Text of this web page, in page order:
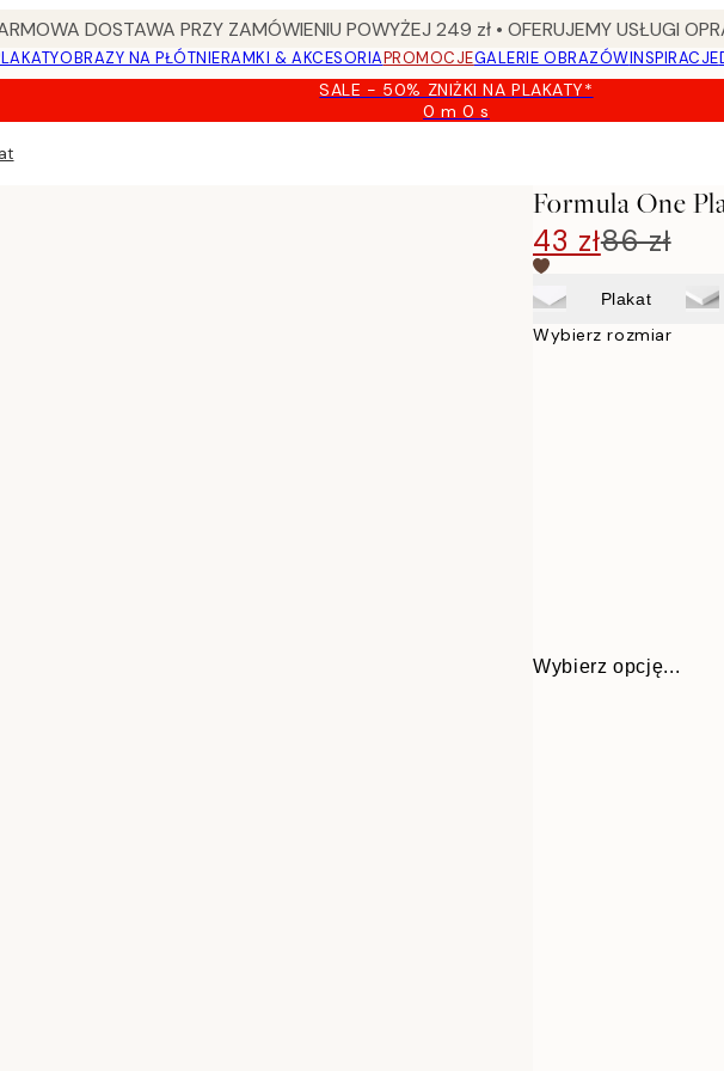
DOSTAWA PRZY ZAMÓWIENIU POWYŻEJ 249 zł • OFERUJEMY USŁUGI
OBRAZY NA PŁÓTNIERAMKI & AKCESORIAPROMOCJEGALERIE OBRAZÓWINSPIRACJE
SALE - 50% ZNIŻKI NA PLAKATY*
0 m0 s
Ważny
Formula One
43 zł86 zł
Plakat
Wybierz rozmiar
Wybierz opcję...